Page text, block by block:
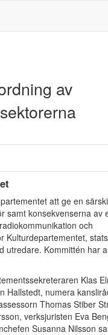
av
att ge en
samt konsekvenserna av
och
Kulturdepartementet,
utredare. Kommittén har
Klas
Hallstedt, numera
Thomas Stiber
verksjuristen Eva
Susanna Nilsson